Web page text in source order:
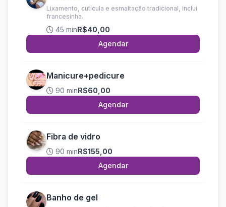
Lixamento, cutícula e esmaltação tradicional, inclui
francesinha.
45 minR$40,00
Agendar
Manicure+pedicure
90 minR$60,00
Agendar
Fibra de vidro
90 minR$155,00
Agendar
Banho de gel